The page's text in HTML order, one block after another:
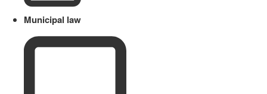
Municipal law